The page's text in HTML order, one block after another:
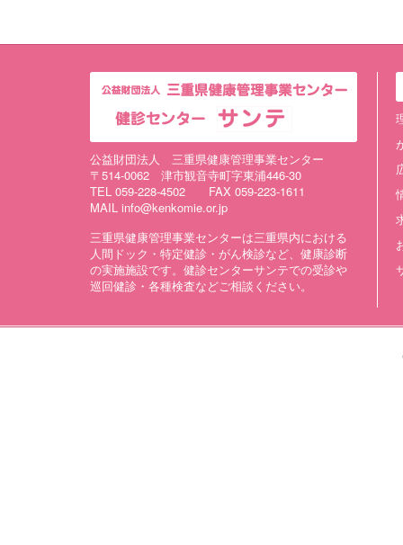
公益財団法人 三重県健康管理事業センター
〒514-0062 津市観音寺町字東浦446-30
TEL 059-228-4502 FAX 059-223-1611
MAIL info@kenkomie.or.jp
三重県健康管理事業センターは三重県内における
人間ドック・特定健診・がん検診など、健康診断
の実施施設です。健診センターサンテでの受診や
巡回健診・各種検査などご相談ください。